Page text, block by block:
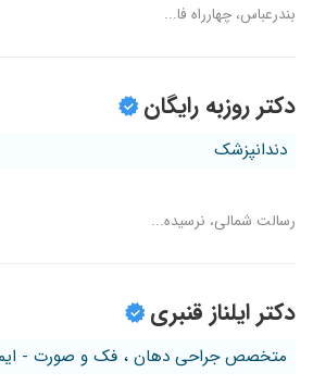
بندرعباس، چهارراه فا...
دکتر روزبه رایگان
دندانپزشک
رسالت شمالی، نرسیده...
دکتر ایلناز قنبری
متخصص جراحی دهان ، فک و صورت -